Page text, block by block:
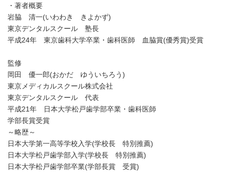
・著者概要
岩脇 清一(いわわき きよかず)
東京デンタルスクール 塾長
平成24年 東京歯科大学卒業・歯科医師 血脇賞(優秀賞)受賞
監修
岡田 優一郎(おかだ ゆういちろう)
東京メディカルスクール株式会社
東京デンタルスクール 代表
平成21年 日本大学松戸歯学部卒業・歯科医師
学部長賞受賞
～略歴～
日本大学第一高等学校入学(学校長 特別推薦)
日本大学松戸歯学部入学(学校長 特別推薦)
日本大学松戸歯学部卒業(学部長賞 受賞)